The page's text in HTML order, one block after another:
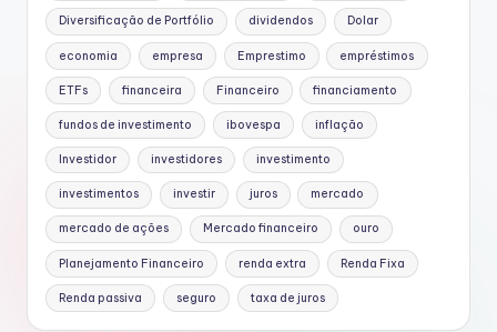
Diversificação de Portfólio dividendos Dolar
economia empresa Emprestimo empréstimos
ETFs financeira Financeiro financiamento
fundos de investimento ibovespa inflação
Investidor investidores investimento
investimentos investir juros mercado
mercado de ações Mercado financeiro ouro
Planejamento Financeiro renda extra Renda Fixa
Renda passiva seguro taxa de juros